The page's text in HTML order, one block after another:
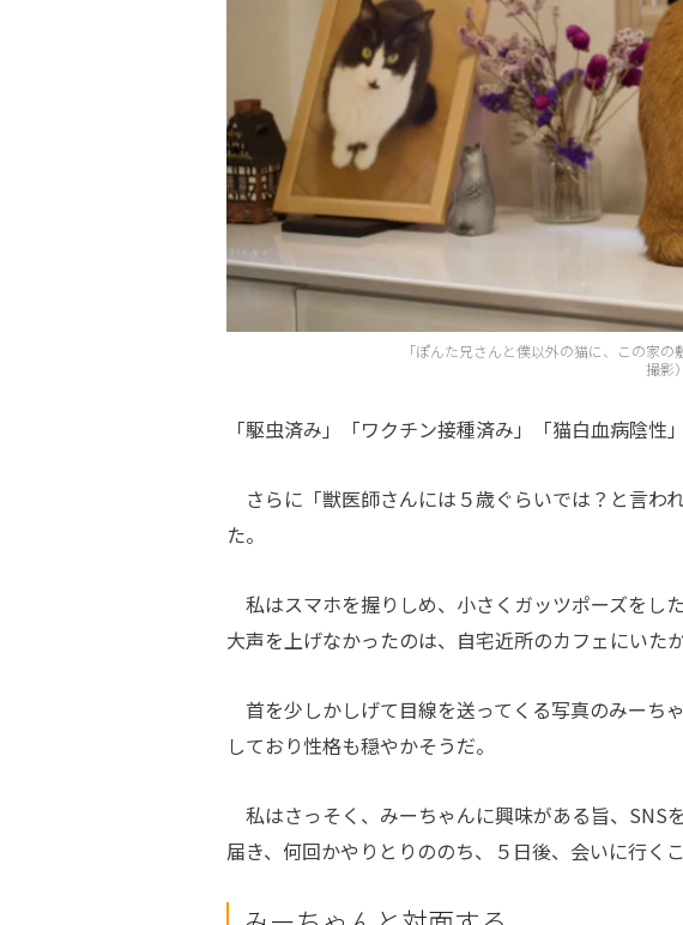
「ぽんた兄さんと僕以外の猫に、この家
撮影）
「駆虫済み」「ワクチン接種済み」「猫白血病陰性
さらに「獣医師さんには５歳ぐらいでは？と言わ
た。
私はスマホを握りしめ、小さくガッツポーズをし
大声を上げなかったのは、自宅近所のカフェにいたか
首を少しかしげて目線を送ってくる写真のみーち
しており性格も穏やかそうだ。
私はさっそく、みーちゃんに興味がある旨、SNS
届き、何回かやりとりののち、５日後、会いに行く